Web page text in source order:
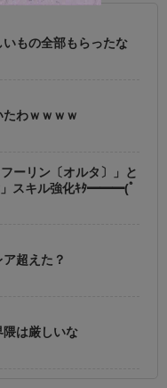
いもの全部もらったな
たわｗｗｗｗ
ーリン〔オルタ〕」と
」スキル強化ｷﾀ━━━(ﾟ
ア超えた？
隈は厳しいな